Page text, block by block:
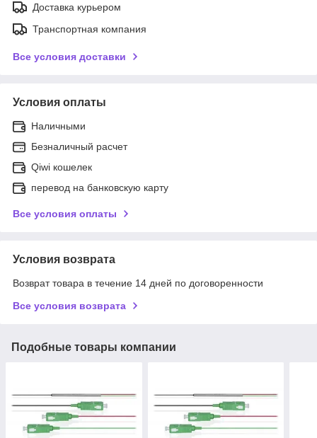
Доставка курьером
Транспортная компания
Все условия доставки
Условия оплаты
Наличными
Безналичный расчет
Qiwi кошелек
перевод на банковскую карту
Все условия оплаты
Условия возврата
Возврат товара в течение 14 дней по договоренности
Все условия возврата
Подобные товары компании